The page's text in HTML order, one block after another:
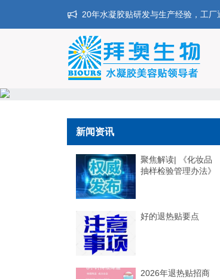
20年水凝胶贴研发与生产经验，工
新闻资讯
聚焦解读| 《化妆品
抽样检验管理办法》
好的退热贴要点
2026年退热贴招商